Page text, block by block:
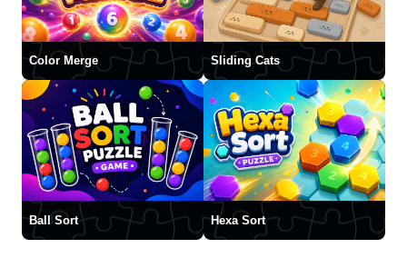
Color Merge Sliding Cats
Ball Sort Hexa Sort